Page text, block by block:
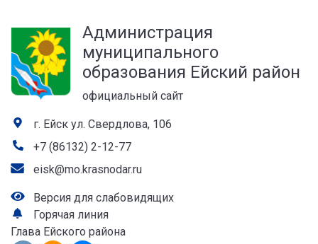
Администрация
муниципального
образования Ейский район
официальный сайт
г. Ейск ул. Свердлова, 106
+7 (86132) 2-12-77
eisk@mo.krasnodar.ru
Версия для слабовидящих
Горячая линия
Глава Ейского района